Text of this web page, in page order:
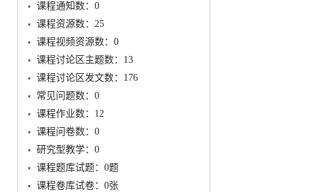
课程通知数： 0
课程资源数： 25
课程视频资源数： 0
课程讨论区主题数： 13
课程讨论区发文数： 176
常见问题数： 0
课程作业数： 12
课程问卷数： 0
研究型教学： 0
课程题库试题： 0题
课程卷库试卷： 0张